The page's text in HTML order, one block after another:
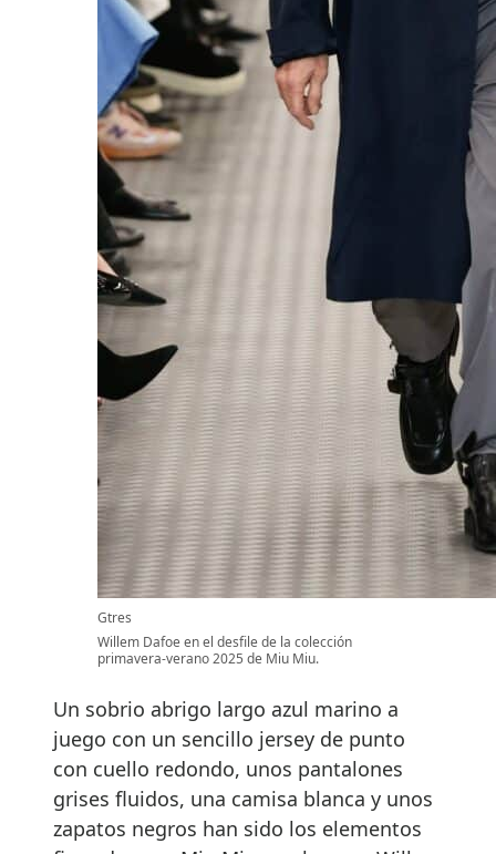
Gtres
Willem Dafoe en el desfile de la colección
primavera-verano 2025 de Miu Miu.
Un sobrio abrigo largo azul marino a
juego con un sencillo jersey de punto
con cuello redondo, unos pantalones
grises fluidos, una camisa blanca y unos
zapatos negros han sido los elementos